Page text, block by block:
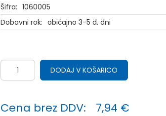
Šifra: 1060005
Dobavni rok: običajno 3-5 d. dni
DODAJ V KOŠARICO
Cena brez DDV: 7,94 €